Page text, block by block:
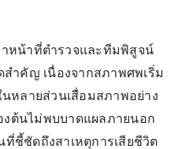
าหน้าที่ตำรวจและทีมพิสูจน์
ำคัญ เนื่องจากสภาพศพเริ่ม
นหลายส่วนเสื่อมสภาพอย่าง
ต้นไม่พบบาดแผลภายนอก
ชี้ชัดถึงสาเหตุการเสียชีวิต